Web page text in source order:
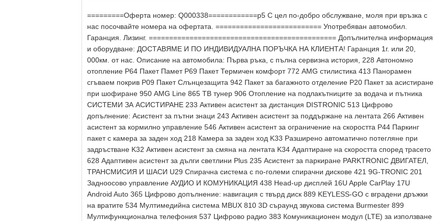
=========Оферта номер: Q000338============p5 С цел по-добро обслужване, моля при връзка с
нас посочвайте номера на офертата. ========================== Употребяван автомобил.
Гаранция. Лизинг. ============================================== Допълнителна информация
и оборудване: ДОСТАВЯМЕ И ПО ИНДИВИДУАЛНА ПОРЪЧКА НА КЛИЕНТА! Гаранция 1г. или 20,
000км. от нас. Описание на автомобила: Първа ръка, с пълна сервизна история, 228 Автономно
отопление P64 Пакет Памет P69 Пакет Термичен комфорт 772 AMG стилистика 413 Панорамен
сгъваем покрив P09 Пакет Слънцезащита 942 Пакет за багажното отделение P20 Пакет за асистиране
при шофиране 950 AMG Line 865 ТВ тунер 906 Отопление на подлакътниците за водача и пътника
СИСТЕМИ ЗА АСИСТИРАНЕ 233 Активен асистент за дистанция DISTRONIC 513 Цифрово
допълнение: Асистент за пътни знаци 243 Активен асистент за поддържане на лентата 266 Активен
асистент за кормилно управление 546 Активен асистент за ограничение на скоростта P44 Паркинг
пакет с камера за заден ход 218 Камера за заден ход K33 Разширено автоматично потегляне при
задръстване K32 Активен асистент за смяна на лентата K34 Адаптиране на скоростта според трасето
628 Адаптивен асистент за дълги светлини Plus 235 Асистент за паркиране PARKTRONIC ДВИГАТЕЛ,
ТРАНСМИСИЯ И ШАСИ U29 Спирачна система с по-големи спирачни дискове 421 9G-TRONIC 201
Задноосово управление АУДИО И КОМУНИКАЦИЯ 438 Head-up дисплей 16U Apple CarPlay 17U
Android Auto 365 Цифрово допълнение: навигация с твърд диск 889 KEYLESS-GO с вградени дръжки
на вратите 534 Мултимедийна система MBUX 810 3D съраунд звукова система Burmester 899
Мултифункционална телефония 537 Цифрово радио 383 Комуникационен модул (LTE) за използване